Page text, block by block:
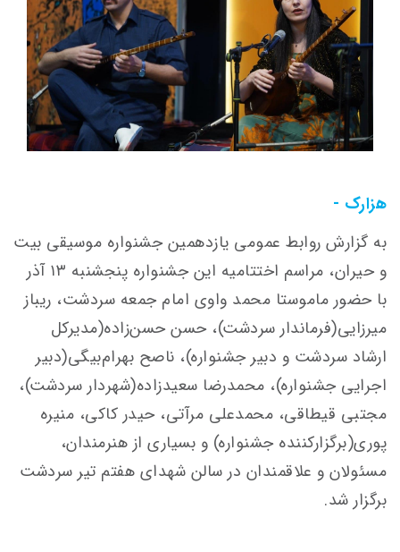
هزارک -
به گزارش روابط عمومی یازدهمین جشنواره موسیقی بیت
و حیران، مراسم اختتامیه این جشنواره پنجشنبه ۱۳ آذر
با حضور ماموستا محمد واوی امام جمعه سردشت، ریباز
میرزایی(فرماندار سردشت)، حسن حسن‌زاده(مدیرکل
ارشاد سردشت و دبیر جشنواره)، ناصح بهرام‌بیگی(دبیر
اجرایی جشنواره)، محمدرضا سعیدزاده(شهردار سردشت)،
مجتبی قیطاقی، محمدعلی مرآتی، حیدر کاکی، منیره
پوری(برگزارکننده جشنواره) و بسیاری از هنرمندان،
مسئولان و علاقمندان در سالن شهدای هفتم تیر سردشت
برگزار شد.